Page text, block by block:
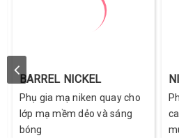
BARREL NICKEL
Phụ gia mạ niken quay cho
lớp mạ mềm dẻo và sáng
bóng